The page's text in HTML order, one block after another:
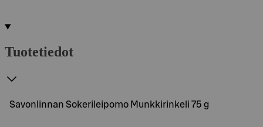
Tuotetiedot
Savonlinnan Sokerileipomo Munkkirinkeli 75 g